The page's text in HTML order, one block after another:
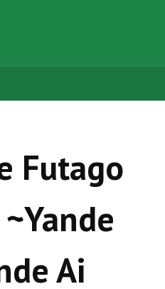
субтитры)
Futago
Ai